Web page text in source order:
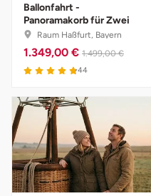
Ballonfahrt -
Panoramakorb für Zwei
Raum Haßfurt, Bayern
1.349,00 € 1.499,00 €
44